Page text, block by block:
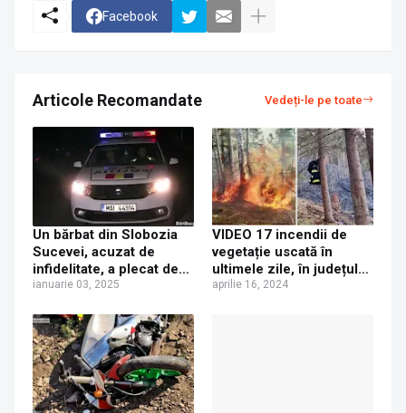
Facebook
Articole Recomandate Vedeți-le pe toate
Un bărbat din Slobozia
Sucevei, acuzat de
infidelitate, a plecat de
acasă amenințând că-și
fost găsit abia după cinci
ore, într-o parcare din
zona Iulius Mall Suceava
ianuarie 03, 2025
VIDEO 17 incendii de
vegetație uscată în
ultimele zile, în județul
Suceava
aprilie 16, 2024